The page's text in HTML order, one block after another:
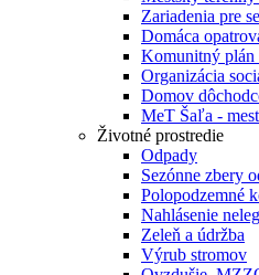
Zariadenia pre
Domáca
Komunitný plán
Organizácia
Domov
MeT Šaľa -
Životné prostredie
Odpady
Sezónne zbery
Polopodzemné
Nahlásenie
Zeleň a údržba
Výrub stromov